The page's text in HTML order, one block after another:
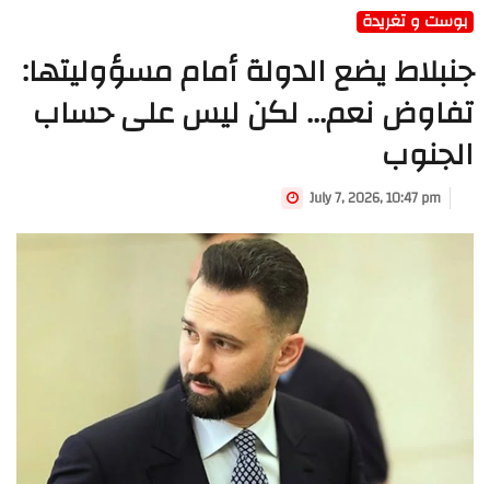
بوست و تغريدة
جنبلاط يضع الدولة أمام مسؤوليتها:
تفاوض نعم... لكن ليس على حساب
الجنوب
July 7, 2026, 10:47 pm